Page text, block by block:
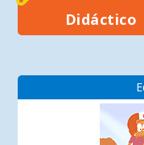
Didáctico